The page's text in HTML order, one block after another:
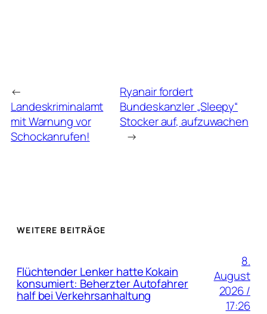
←
Landeskriminalamt
mit Warnung vor
Schockanrufen!
Ryanair fordert
Bundeskanzler „Sleepy“
Stocker auf, aufzuwachen
→
WEITERE BEITRÄGE
Flüchtender Lenker hatte Kokain
konsumiert: Beherzter Autofahrer
half bei Verkehrsanhaltung
8.
August
2026 /
17:26